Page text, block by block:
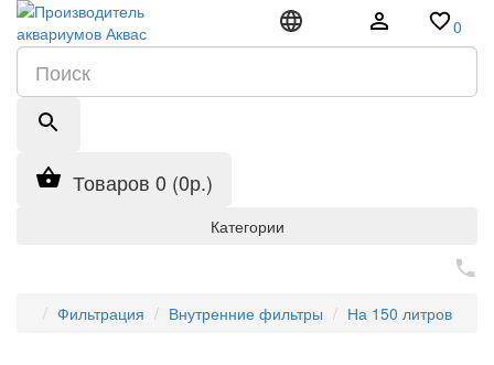
0
Товаров 0 (0р.)
Категории
Фильтрация Внутренние фильтры На 150 литров